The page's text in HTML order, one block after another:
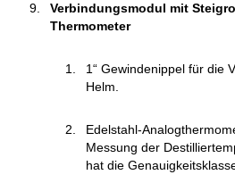
Verbindungsmodul mit
Thermometer
1“ Gewindenippel für die
Helm.
Edelstahl-
Messung der
hat die Genauigkeitsklasse